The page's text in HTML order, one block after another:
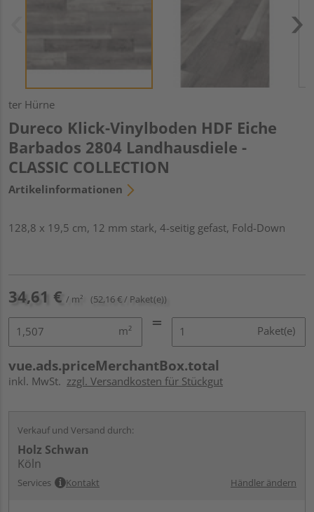
ter Hürne
Dureco Klick-Vinylboden HDF Eiche
Barbados 2804 Landhausdiele -
CLASSIC COLLECTION
Artikelinformationen
128,8 x 19,5 cm, 12 mm stark, 4-seitig gefast, Fold-Down
34,61 € / m² (52,16 € / Paket(e))
m² Paket(e)
vue.ads.priceMerchantBox.total
inkl. MwSt. zzgl. Versandkosten für Stückgut
Verkauf und Versand durch:
Holz Schwan
Köln
Services Kontakt Händler ändern